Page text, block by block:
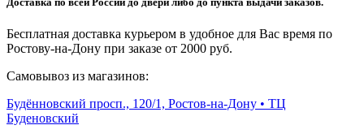
Бесплатная доставка курьером в удобное для Вас время по
Ростову-на-Дону при заказе от 2000 руб.
Самовывоз из магазинов:
Будённовский просп., 120/1, Ростов-на-Дону • ТЦ
Буденовский